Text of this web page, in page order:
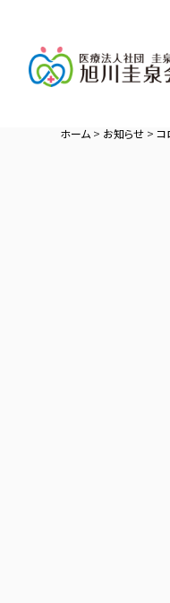
ホーム > お知らせ >コ